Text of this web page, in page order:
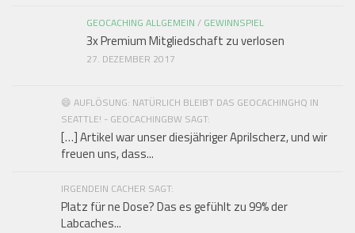
GEOCACHING ALLGEMEIN / GEWINNSPIEL
3x Premium Mitgliedschaft zu verlosen
27. DEZEMBER 2017
😄 AUFLÖSUNG: NATÜRLICH BLEIBT DAS GEOCACHINGHQ IN
SEATTLE! - GEOCACHINGBW SAGT:
[…] Artikel war unser diesjähriger Aprilscherz, und wir
freuen uns, dass...
IRGENDEIN CACHER SAGT:
Platz für ne Dose? Das es gefühlt zu 99% der
Labcaches...